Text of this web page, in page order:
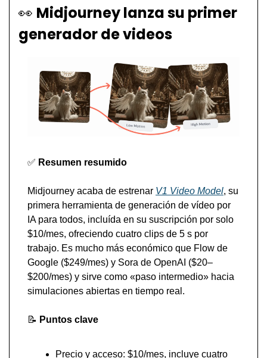
👀 Midjourney lanza su primer
generador de videos
✅ Resumen resumido
Midjourney acaba de estrenar V1 Video Model, su
primera herramienta de generación de vídeo por
IA para todos, incluída en su suscripción por solo
$10/mes, ofreciendo cuatro clips de 5 s por
trabajo. Es mucho más económico que Flow de
Google ($249/mes) y Sora de OpenAI ($20–
$200/mes) y sirve como «paso intermedio» hacia
simulaciones abiertas en tiempo real.
📝 Puntos clave
Precio y acceso: $10/mes, incluye cuatro